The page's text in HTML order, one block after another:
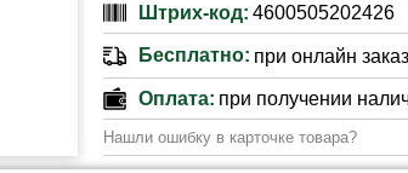
Штрих-код: 4600505202426
Бесплатно: при онлайн
Оплата: при получении
Нашли ошибку в карточке товара?